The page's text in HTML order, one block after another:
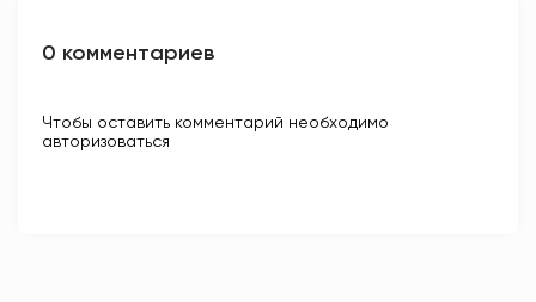
0 комментариев
Чтобы оставить комментарий необходимо
авторизоваться